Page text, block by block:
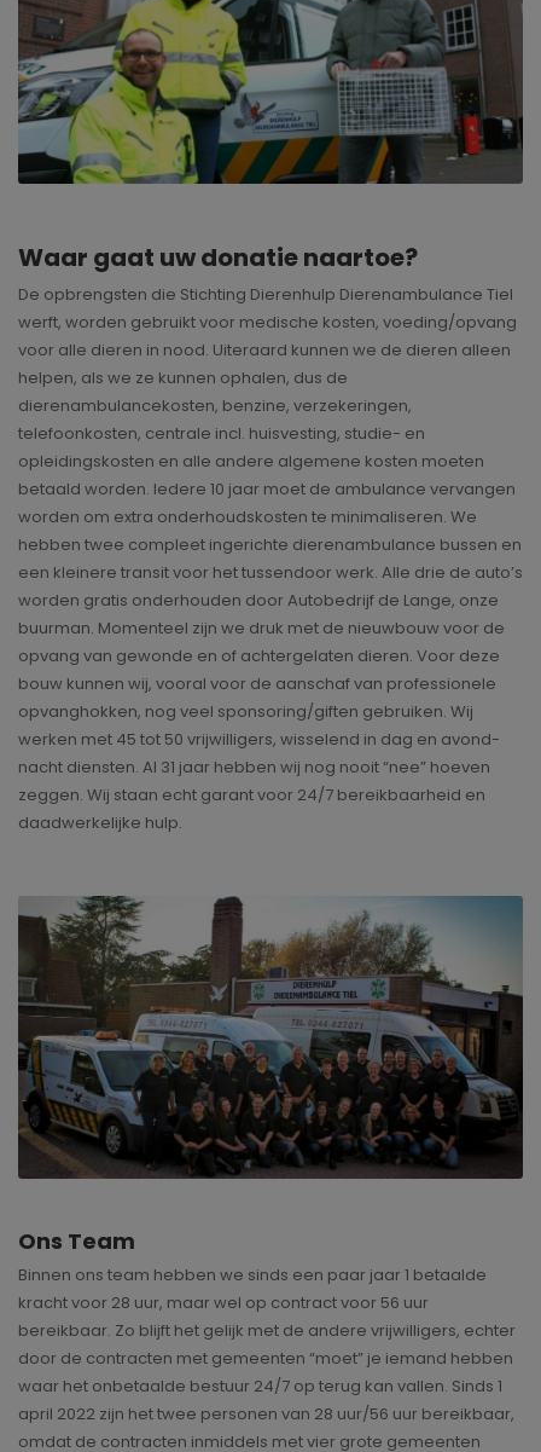
Waar gaat uw donatie naartoe?
De opbrengsten die Stichting Dierenhulp Dierenambulance Tiel
werft, worden gebruikt voor medische kosten, voeding/opvang
voor alle dieren in nood. Uiteraard kunnen we de dieren alleen
helpen, als we ze kunnen ophalen, dus de
dierenambulancekosten, benzine, verzekeringen,
telefoonkosten, centrale incl. huisvesting, studie- en
opleidingskosten en alle andere algemene kosten moeten
betaald worden. Iedere 10 jaar moet de ambulance vervangen
worden om extra onderhoudskosten te minimaliseren. We
hebben twee compleet ingerichte dierenambulance bussen en
een kleinere transit voor het tussendoor werk. Alle drie de auto’s
worden gratis onderhouden door Autobedrijf de Lange, onze
buurman. Momenteel zijn we druk met de nieuwbouw voor de
opvang van gewonde en of achtergelaten dieren. Voor deze
bouw kunnen wij, vooral voor de aanschaf van professionele
opvanghokken, nog veel sponsoring/giften gebruiken. Wij
werken met 45 tot 50 vrijwilligers, wisselend in dag en avond-
nacht diensten. Al 31 jaar hebben wij nog nooit “nee” hoeven
zeggen. Wij staan echt garant voor 24/7 bereikbaarheid en
daadwerkelijke hulp.
Ons Team
Binnen ons team hebben we sinds een paar jaar 1 betaalde
kracht voor 28 uur, maar wel op contract voor 56 uur
bereikbaar. Zo blijft het gelijk met de andere vrijwilligers, echter
door de contracten met gemeenten “moet” je iemand hebben
waar het onbetaalde bestuur 24/7 op terug kan vallen. Sinds 1
april 2022 zijn het twee personen van 28 uur/56 uur bereikbaar,
omdat de contracten inmiddels met vier grote gemeenten